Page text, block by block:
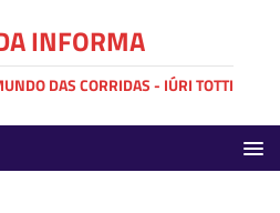
INFORMA
DAS CORRIDAS - IÚRI TOTTI